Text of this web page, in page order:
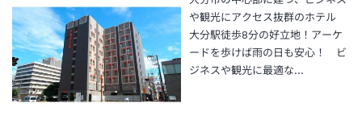
や観光にアクセス抜群のホテル
大分駅徒歩8分の好立地！アーケ
ードを歩けば雨の日も安心！ ビ
ジネスや観光に最適な…